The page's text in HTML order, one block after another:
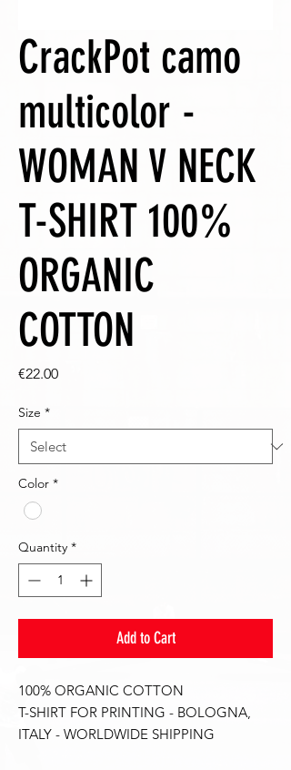
CrackPot camo
multicolor -
WOMAN V NECK
T-SHIRT 100%
ORGANIC
COTTON
€22.00Price
Size *
Color *
Quantity *
Add to Cart
100% ORGANIC COTTON
T-SHIRT FOR PRINTING - BOLOGNA,
ITALY - WORLDWIDE SHIPPING